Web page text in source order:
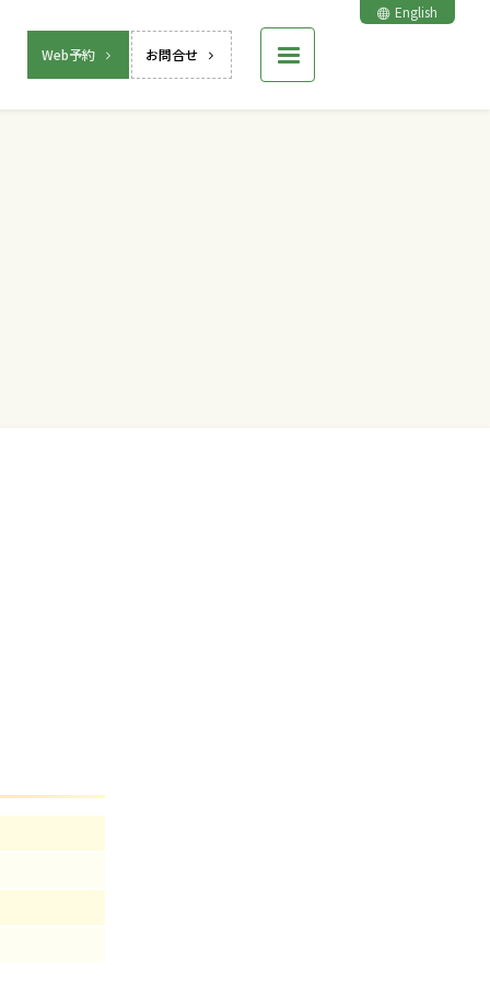
Web予約 お問合せ
English